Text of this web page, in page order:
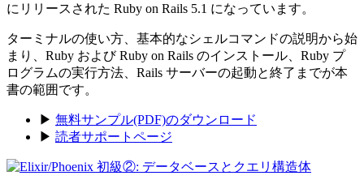
にリリースされた Ruby on Rails 5.1 になっています。
ターミナルの使い方、基本的なシェルコマンドの説明から始
まり、Ruby および Ruby on Rails のインストール、Ruby プ
ログラムの実行方法、Rails サーバーの起動と終了までが本
書の範囲です。
▶ 無料サンプル(PDF)のダウンロード
▶ 読者サポートページ